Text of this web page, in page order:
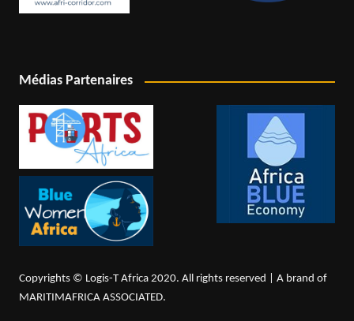
Médias Partenaires
Copyrights © Logis-T Africa 2020. All rights reserved | A brand of
MARITIMAFRICA ASSOCIATED.